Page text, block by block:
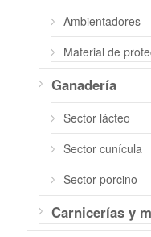
Ambientadores
Material de
Ganadería
Sector lácteo
Sector cunícula
Sector porcino
Carnicerías y